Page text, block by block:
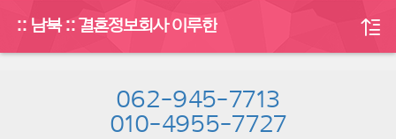
:: 남북 :: 결혼정보회사 이루한
062-945-7713
010-4955-7727